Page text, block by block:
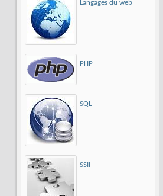
Langages du web
PHP
SQL
SSII